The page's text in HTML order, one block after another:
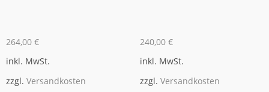
264,00 €
inkl. MwSt.
zzgl. Versandkosten
240,00 €
inkl. MwSt.
zzgl. Versandkosten